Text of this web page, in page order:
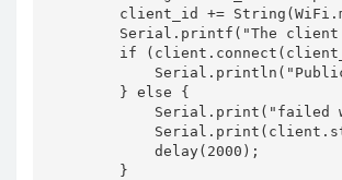
client_id +=
Serial.printf("The
if
        } else {
Serial.print("failed
            delay(2000);
        }